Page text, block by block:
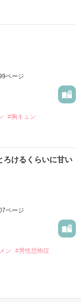
分から振った。
王子様”と呼ばれる
──。
ページ
#胸キュン
ろけるくらいに甘い
ページ
ン
#男性恐怖症